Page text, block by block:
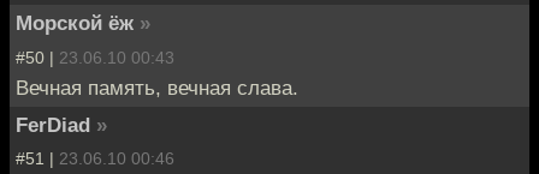
Морской ёж »
#50 | 23.06.10 00:43
Вечная память, вечная слава.
FerDiad »
#51 | 23.06.10 00:46